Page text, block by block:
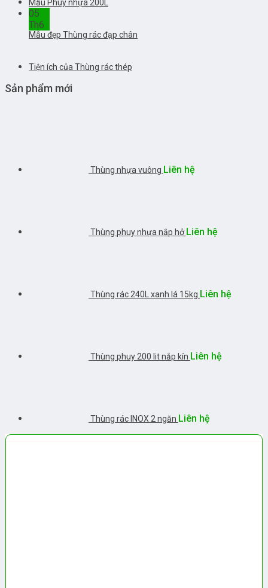
Mẫu Phuy nhựa 200L
05
Th6
Mẫu đẹp Thùng rác đạp chân
Tiện ích của Thùng rác thép
Sản phẩm mới
Thùng nhựa vuông Liên hệ
Thùng phuy nhựa nắp hở Liên hệ
Thùng rác 240L xanh lá 15kg Liên hệ
Thùng phuy 200 lit nắp kín Liên hệ
Thùng rác INOX 2 ngăn Liên hệ